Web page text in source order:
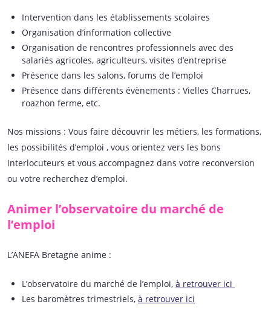
Intervention dans les établissements scolaires
Organisation d’information collective
Organisation de rencontres professionnels avec des
salariés agricoles, agriculteurs, visites d’entreprise
Présence dans les salons, forums de l’emploi
Présence dans différents évènements : Vielles Charrues,
roazhon ferme, etc.
Nos missions : Vous faire découvrir les métiers, les formations,
les possibilités d’emploi , vous orientez vers les bons
interlocuteurs et vous accompagnez dans votre reconversion
ou votre recherchez d’emploi.
Animer l’observatoire du marché de
l’emploi
L’ANEFA Bretagne anime :
L’observatoire du marché de l’emploi, à retrouver ici
Les baromètres trimestriels, à retrouver ici